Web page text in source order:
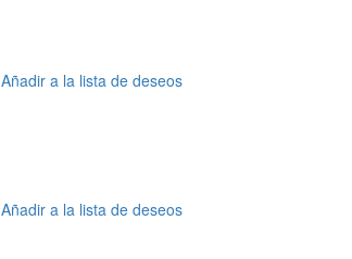
Añadir a la lista de deseos
Añadir a la lista de deseos